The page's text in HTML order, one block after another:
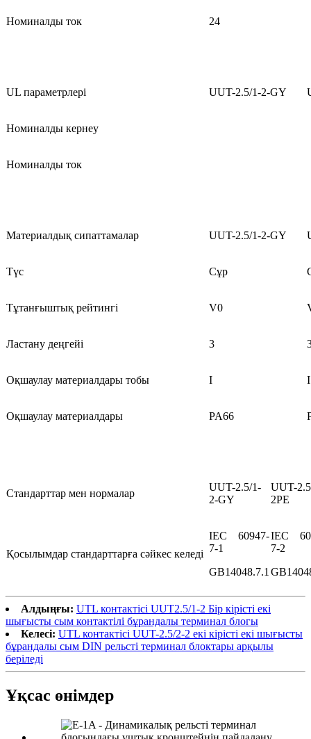
Номиналды ток 24
UL параметрлері UUT-2.5/1-2-GY
Номиналды кернеу
Номиналды ток
Материалдық сипаттамалар UUT-2.5/1-2-GY
Түс Сұр
Тұтанғыштық рейтингі V0
Ластану деңгейі 3
Оқшаулау материалдары тобы I I
Оқшаулау материалдары PA66
Стандарттар мен нормалар
UUT-2.5/1-
2-GY
UUT-
2PE
Қосылымдар стандарттарға сәйкес келеді
IEC 60947-
7-1
GB14048.7.1
IEC
7-2
Алдыңғы: UTL контактісі UUT2.5/1-2 Бір кірісті екі
шығысты сым контактілі бұрандалы терминал блогы
Келесі: UTL контактісі UUT-2.5/2-2 екі кірісті екі шығысты
бұрандалы сым DIN рельсті терминал блоктары арқылы
беріледі
Ұқсас өнімдер